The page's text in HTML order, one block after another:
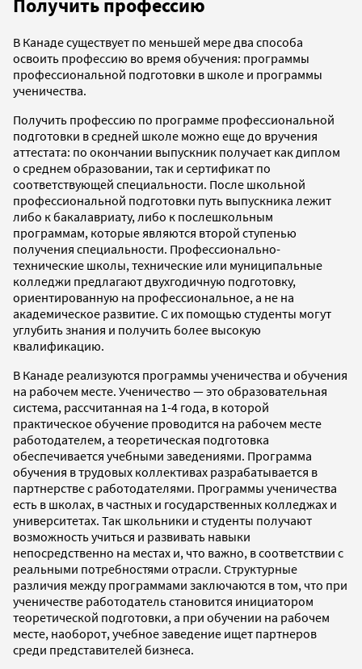
В Канаде существует по меньшей мере два способа
освоить профессию во время обучения: программы
профессиональной подготовки в школе и программы
ученичества.
Получить профессию по программе профессиональной
подготовки в средней школе можно еще до вручения
аттестата: по окончании выпускник получает как диплом
о среднем образовании, так и сертификат по
соответствующей специальности. После школьной
профессиональной подготовки путь выпускника лежит
либо к бакалавриату, либо к послешкольным
программам, которые являются второй ступенью
получения специальности. Профессионально-
технические школы, технические или муниципальные
колледжи предлагают двухгодичную подготовку,
ориентированную на профессиональное, а не на
академическое развитие. С их помощью студенты могут
углубить знания и получить более высокую
квалификацию.
В Канаде реализуются программы ученичества и обучения
на рабочем месте. Ученичество — это образовательная
система, рассчитанная на 1-4 года, в которой
практическое обучение проводится на рабочем месте
работодателем, а теоретическая подготовка
обеспечивается учебными заведениями. Программа
обучения в трудовых коллективах разрабатывается в
партнерстве с работодателями. Программы ученичества
есть в школах, в частных и государственных колледжах и
университетах. Так школьники и студенты получают
возможность учиться и развивать навыки
непосредственно на местах и, что важно, в соответствии с
реальными потребностями отрасли. Структурные
различия между программами заключаются в том, что при
ученичестве работодатель становится инициатором
теоретической подготовки, а при обучении на рабочем
месте, наоборот, учебное заведение ищет партнеров
среди представителей бизнеса.